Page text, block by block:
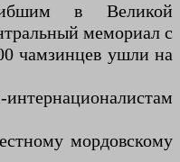
в Великой
мемориал с
чамзинцев ушли на
мордовскому